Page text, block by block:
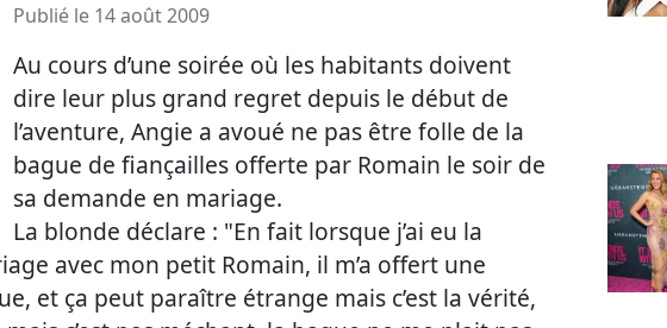
Publié le 14 août 2009
Au cours d’une soirée où les habitants doivent
dire leur plus grand regret depuis le début de
l’aventure, Angie a avoué ne pas être folle de la
bague de fiançailles offerte par Romain le soir de
sa demande en mariage.
La blonde déclare : "En fait lorsque j’ai eu la
avec mon petit Romain, il m’a offert une
et ça peut paraître étrange mais c’est la vérité,